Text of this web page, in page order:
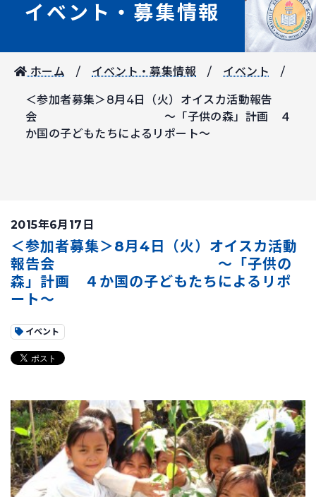
イベント・募集情報
ホーム イベント・募集情報 イベント
＜参加者募集＞8月4日（火）オイスカ活動報告
会 ～「子供の森」計画 ４
か国の子どもたちによるリポート～
2015年6月17日
＜参加者募集＞8月4日（火）オイスカ活動
報告会 ～「子供の
森」計画 ４か国の子どもたちによるリポ
ート～
イベント